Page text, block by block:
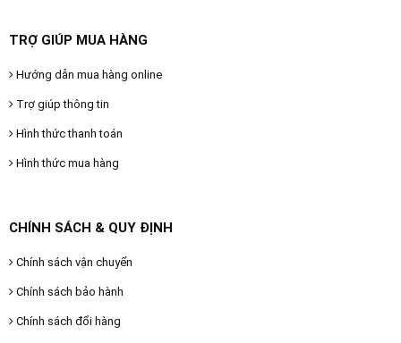
TRỢ GIÚP MUA HÀNG
Hướng dẫn mua hàng online
Trợ giúp thông tin
Hình thức thanh toán
Hình thức mua hàng
CHÍNH SÁCH & QUY ĐỊNH
Chính sách vận chuyển
Chính sách bảo hành
Chính sách đổi hàng